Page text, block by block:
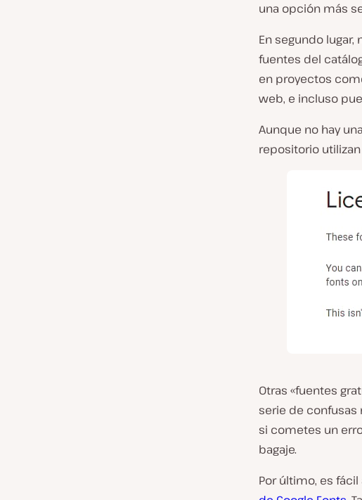
una opción más
En segundo
fuentes del
en proyectos
web, e incluso
Aunque no hay
repositorio utilizan
Otras «fuentes
serie de
si cometes un
bagaje.
Por último, es